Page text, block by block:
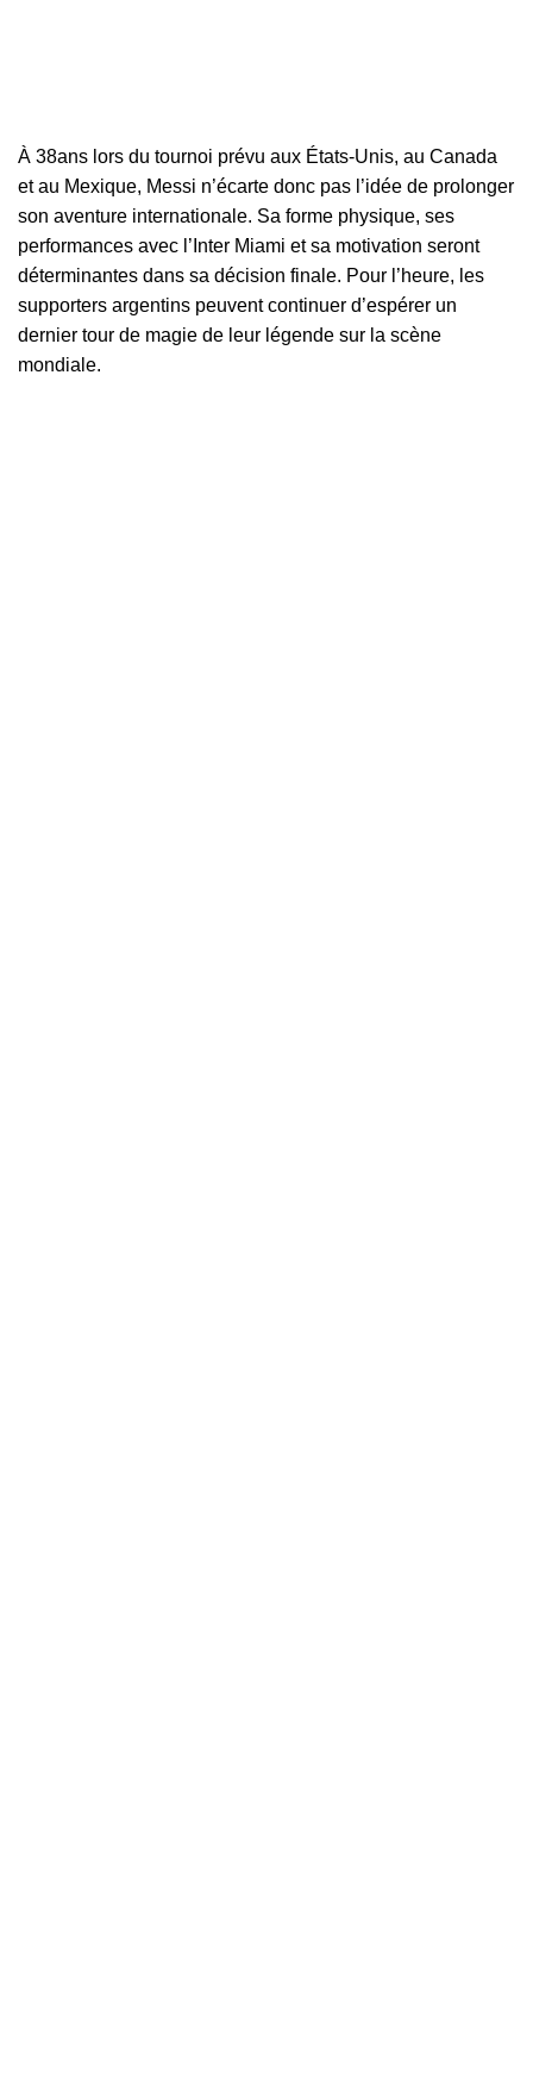
À 38ans lors du tournoi prévu aux États-Unis, au Canada
et au Mexique, Messi n’écarte donc pas l’idée de prolonger
son aventure internationale. Sa forme physique, ses
performances avec l’Inter Miami et sa motivation seront
déterminantes dans sa décision finale. Pour l’heure, les
supporters argentins peuvent continuer d’espérer un
dernier tour de magie de leur légende sur la scène
mondiale.